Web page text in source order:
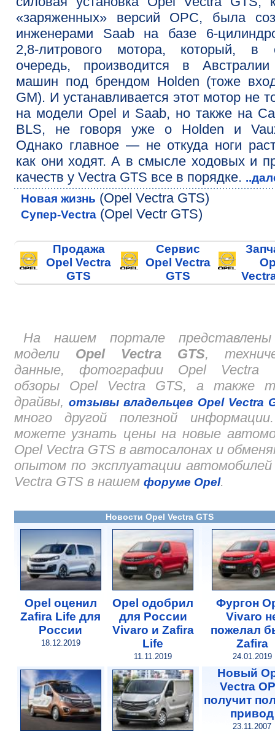
«заряженных» версий OPC, была
инженерами Saab на базе 6-
2,8-литрового мотора, который, в
очередь, производится в
машин под брендом Holden (тоже
GM). И устанавливается этот мотор не
на модели Opel и Saab, но также на
BLS, не говоря уже о Holden и
Однако главное — не откуда ноги
как они ходят. А в смысле ходовых и
качеств у Vectra GTS все в порядке.
Новая жизнь (Opel Vectra GTS)
Супер-Vectra(Opel Vectr GTS)
Продажа
Opel Vectra
GTS
Сервис
Opel Vectra
GTS
На нашем портале
модели Opel Vectra GTS,
данные, фотографии Opel Vectra
обзоры Opel Vectra GTS, а также
драйвы, отзывы владельцев Opel Vectra
много другой полезной
можете узнать цены на новые
Opel Vectra GTS в автосалонах и
опытом по эксплуатации автомобилей
Vectra GTS в нашем форуме Opel.
Новости Opel Vectra GTS
Opel оценил
Zafira Life для
России
18.12.2019
Opel одобрил
для России
Vivaro и Zafira
Life
11.11.2019
Фургон
Vivaro
пожелал
Zafira
24.01.2019
Новый
Vectra
получит
привод
23.11.2007